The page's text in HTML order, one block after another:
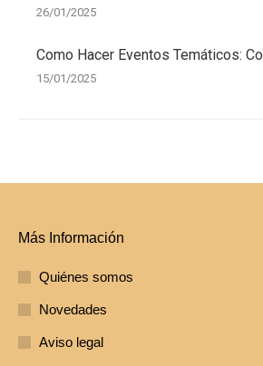
26/01/2025
Como Hacer Eventos Temáticos:
15/01/2025
Más Información
Quiénes somos
Novedades
Aviso legal